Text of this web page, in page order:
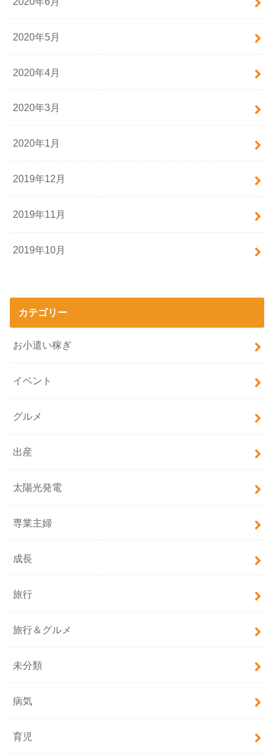
2020年5月
2020年4月
2020年3月
2020年1月
2019年12月
2019年11月
2019年10月
カテゴリー
お小遣い稼ぎ
イベント
グルメ
出産
太陽光発電
専業主婦
成長
旅行
旅行＆グルメ
未分類
病気
育児